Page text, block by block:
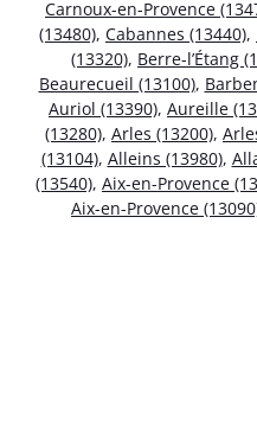
Carnoux-en-Provence
(13480), Cabannes (13440),
(13320), Berre-l’Étang
Beaurecueil (13100),
Auriol (13390), Aureille
(13280), Arles (13200),
(13104), Alleins (13980),
(13540), Aix-en-Provence
Aix-en-Provence